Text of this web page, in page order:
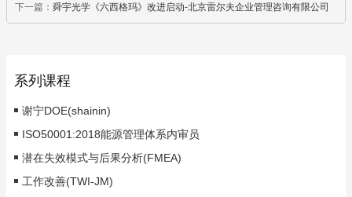
下一篇： 舜宇光学《六西格玛》改进启动-北京雷尔夫企业管理咨询有限公司
系列课程
谢宁DOE(shainin)
ISO50001:2018能源管理体系内审员
潜在失效模式与后果分析(FMEA)
工作改善(TWI-JM)